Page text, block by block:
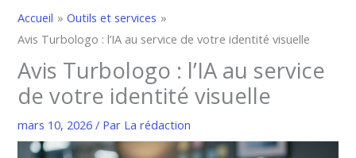
Accueil
Outils et services
Avis Turbologo : l’IA au service de votre identité visuelle
Avis Turbologo : l’IA au service
de votre identité visuelle
mars 10, 2026/ Par La rédaction